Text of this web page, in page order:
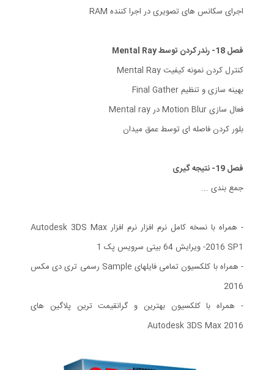
اجرای سکانس های تصویری در اجرا کننده RAM
فصل 18- رندر کردن توسط Mental Ray
کنترل کردن نمونه کیفیت Mental Ray
بهینه سازی و تنظیم Final Gather
فعال سازی Motion Blur در Mental ray
بلور کردن فاصله ای توسط عمق میدان
فصل 19- نتیجه گیری
جمع بندی ...
- همراه با نسخه کامل نرم افزار نرم افزار Autodesk 3DS Max
2016 SP1- ویرایش 64 بیتی سرویس پک 1
- همراه با کلکسیون تمامی فایلهای Sample رسمی تری دی مکس
2016
- همراه با کلکسیون بهترین و گرانقیمت ترین پلاگین های
Autodesk 3DS Max 2016